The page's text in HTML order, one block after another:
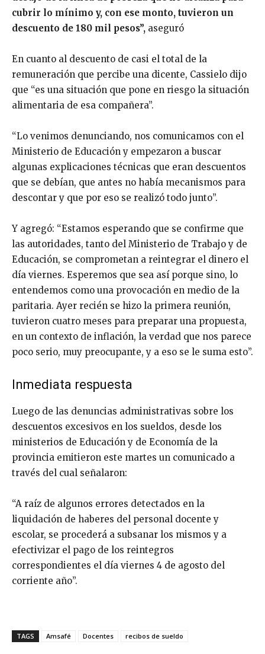
cubrir lo mínimo y, con ese monto, tuvieron un
descuento de 180 mil pesos”, aseguró
En cuanto al descuento de casi el total de la
remuneración que percibe una dicente, Cassielo dijo
que “es una situación que pone en riesgo la situación
alimentaria de esa compañera”.
“Lo venimos denunciando, nos comunicamos con el
Ministerio de Educación y empezaron a buscar
algunas explicaciones técnicas que eran descuentos
que se debían, que antes no había mecanismos para
descontar y que por eso se realizó todo junto”.
Y agregó: “Estamos esperando que se confirme que
las autoridades, tanto del Ministerio de Trabajo y de
Educación, se comprometan a reintegrar el dinero el
día viernes. Esperemos que sea así porque sino, lo
entendemos como una provocación en medio de la
paritaria. Ayer recién se hizo la primera reunión,
tuvieron cuatro meses para preparar una propuesta,
en un contexto de inflación, la verdad que nos parece
poco serio, muy preocupante, y a eso se le suma esto”.
Inmediata respuesta
Luego de las denuncias administrativas sobre los
descuentos excesivos en los sueldos, desde los
ministerios de Educación y de Economía de la
provincia emitieron este martes un comunicado a
través del cual señalaron:
“A raíz de algunos errores detectados en la
liquidación de haberes del personal docente y
escolar, se procederá a subsanar los mismos y a
efectivizar el pago de los reintegros
correspondientes el día viernes 4 de agosto del
corriente año”.
TAGS Amsafé Docentes recibos de sueldo